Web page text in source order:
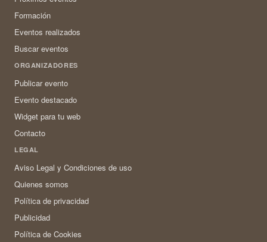
Formación
Eventos realizados
Buscar eventos
ORGANIZADORES
Publicar evento
Evento destacado
Widget para tu web
Contacto
LEGAL
Aviso Legal y Condiciones de uso
Quienes somos
Política de privacidad
Publicidad
Política de Cookies